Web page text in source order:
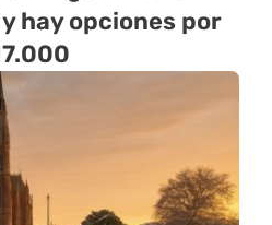
hay opciones por